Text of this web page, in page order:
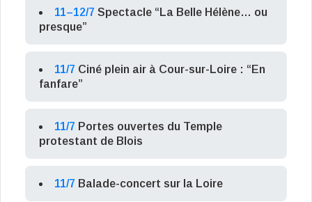
11–12/7 Spectacle “La Belle Hélène… ou
presque”
11/7 Ciné plein air à Cour-sur-Loire : “En
fanfare”
11/7 Portes ouvertes du Temple
protestant de Blois
11/7 Balade-concert sur la Loire